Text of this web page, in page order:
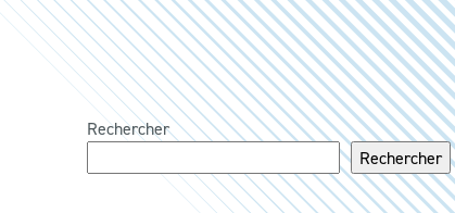
Rechercher
Rechercher